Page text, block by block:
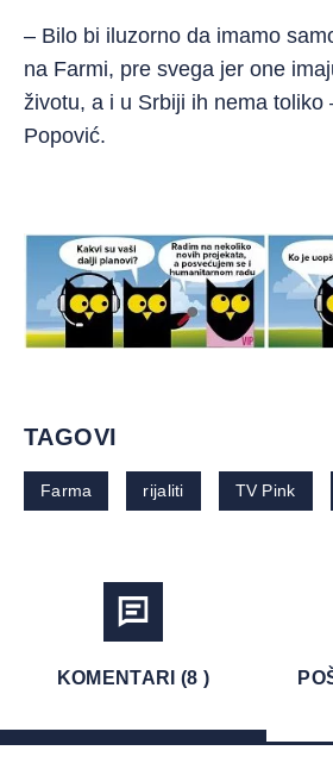
– Bilo bi iluzorno da imamo
na Farmi, pre svega jer one
životu, a i u Srbiji ih nema toliko
Popović.
TAGOVI
Farma rijaliti TV Pink
KOMENTARI (8 )